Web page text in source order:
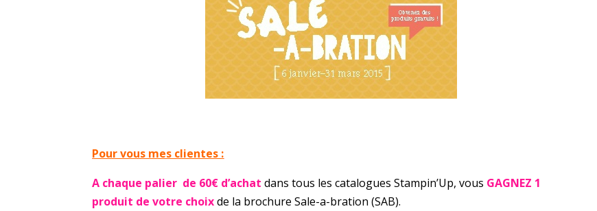
Pour vous mes clientes :
A chaque palier de 60€ d’achat dans tous les catalogues Stampin’Up, vous GAGNEZ 1
produit de votre choixde la brochure Sale-a-bration (SAB).